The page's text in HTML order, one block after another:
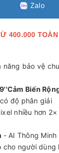
Zalo
400.000 TOÀN
năng bảo vệ
Biến
độ phân giải
nhiều hơn 2×
- AI Thông
người dùng